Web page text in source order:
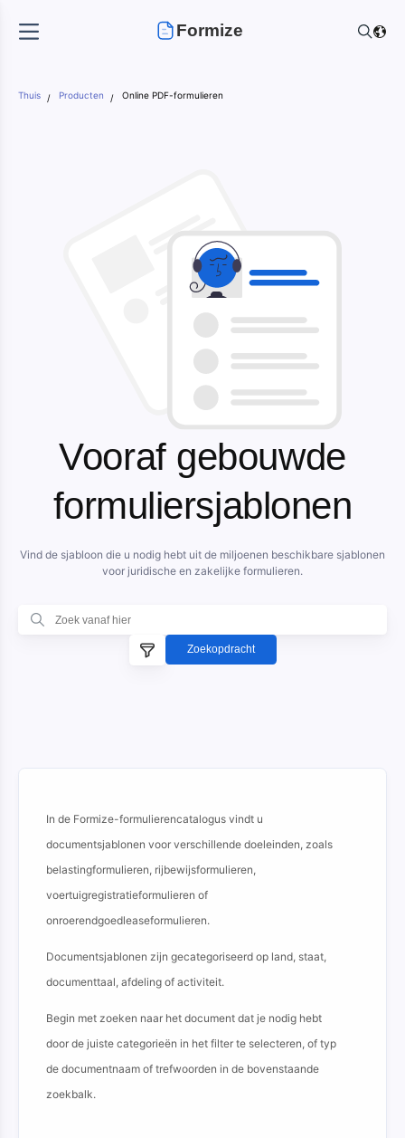
Formize
Thuis Producten Online PDF-formulieren
Vooraf gebouwde
formuliersjablonen
Vind de sjabloon die u nodig hebt uit de miljoenen beschikbare sjablonen
voor juridische en zakelijke formulieren.
Zoekopdracht
In de Formize-formulierencatalogus vindt u
documentsjablonen voor verschillende doeleinden, zoals
belastingformulieren, rijbewijsformulieren,
voertuigregistratieformulieren of
onroerendgoedleaseformulieren.
Documentsjablonen zijn gecategoriseerd op land, staat,
documenttaal, afdeling of activiteit.
Begin met zoeken naar het document dat je nodig hebt
door de juiste categorieën in het filter te selecteren, of typ
de documentnaam of trefwoorden in de bovenstaande
zoekbalk.